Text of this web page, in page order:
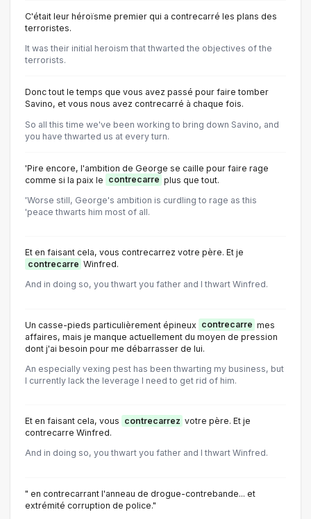
C'était leur héroïsme premier qui a contrecarré les plans des
terroristes.
It was their initial heroism that thwarted the objectives of the
terrorists.
Donc tout le temps que vous avez passé pour faire tomber
Savino, et vous nous avez contrecarré à chaque fois.
So all this time we've been working to bring down Savino, and
you have thwarted us at every turn.
'Pire encore, l'ambition de George se caille pour faire rage
comme si la paix le contrecarre plus que tout.
'Worse still, George's ambition is curdling to rage as this
'peace thwarts him most of all.
Et en faisant cela, vous contrecarrez votre père. Et je
contrecarre Winfred.
And in doing so, you thwart you father and I thwart Winfred.
Un casse-pieds particulièrement épineux contrecarre mes
affaires, mais je manque actuellement du moyen de pression
dont j'ai besoin pour me débarrasser de lui.
An especially vexing pest has been thwarting my business, but
I currently lack the leverage I need to get rid of him.
Et en faisant cela, vous contrecarrez votre père. Et je
contrecarre Winfred.
And in doing so, you thwart you father and I thwart Winfred.
" en contrecarrant l'anneau de drogue-contrebande... et
extrémité corruption de police."